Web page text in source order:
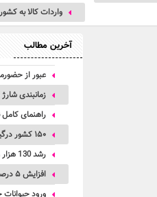
واردات کالا به کشور از
آخرین مطالب
عبور از
زمانبندی
راهنمای
۱۵۰ کشور درگیر توفان‌های گردوخاک| خاورمیانه از کانون‌های اصلی این بحران جهانی است
رشد 130 هزار واحدی بورس با ورود 6 همت پول حقیقی/ صف خرید 700 نماد
افزایش ۵ درصدی ظرفیت قطارهای اربعین
ورود